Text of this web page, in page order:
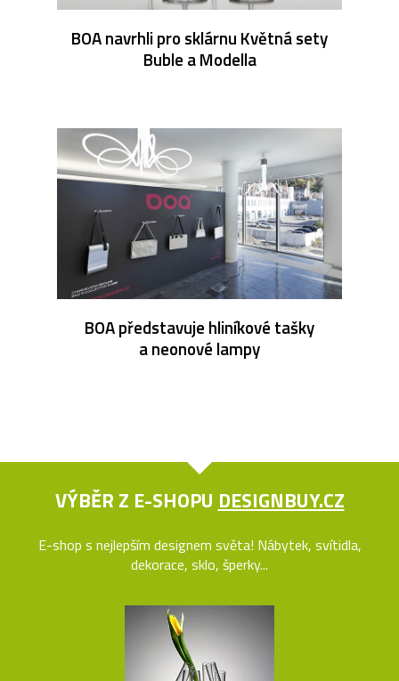
BOA navrhli pro sklárnu Květná sety
Buble a Modella
BOA představuje hliníkové tašky
a neonové lampy
VÝBĚR Z E-SHOPU DESIGNBUY.CZ
E-shop s nejlepším designem světa! Nábytek, svítidla,
dekorace, sklo, šperky...